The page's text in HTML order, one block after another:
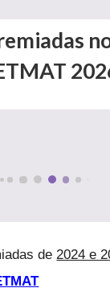
de 2024 e